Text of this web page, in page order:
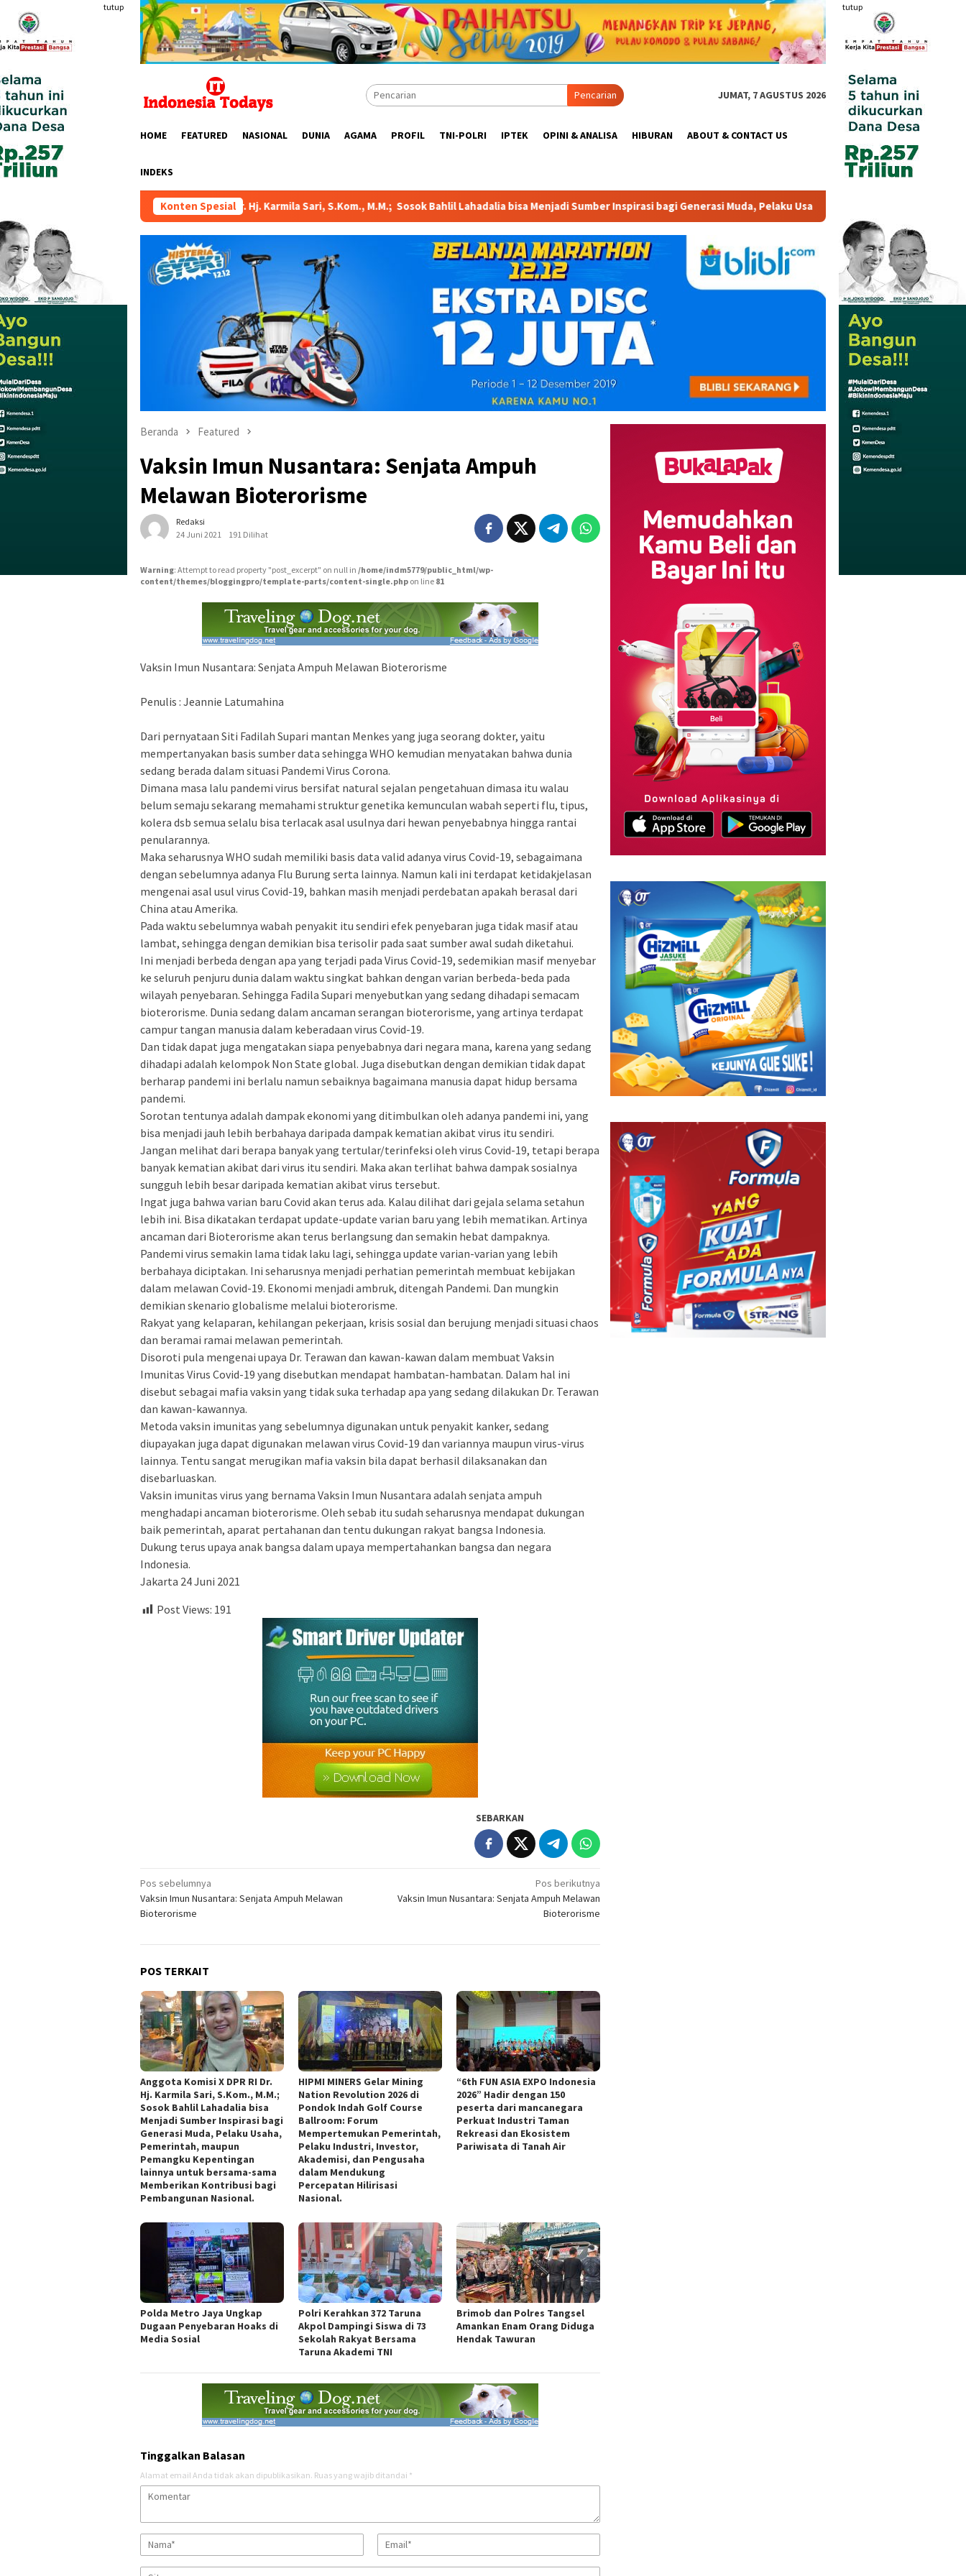
konten
tutup tutup
Pencarian JUMAT, 7 AGUSTUS 2026
HOME FEATURED NASIONAL DUNIA AGAMA PROFIL TNI-POLRI IPTEK OPINI & ANALISA HIBURAN ABOUT & CONTACT US
INDEKS
Konten Spesial
X DPR RI Dr. Hj. Karmila Sari, S.Kom., M.M.; Sosok Bahlil Lahadalia bisa Menjadi Sumber Inspirasi bagi Generasi Muda, Pelaku Usaha, Pemerintah, maupun Pemangku Kepentingan lainnya untuk
Beranda Featured
Vaksin Imun Nusantara: Senjata Ampuh
Melawan Bioterorisme
Redaksi
24 Juni 2021
191 Dilihat
Warning: Attempt to read property "post_excerpt" on null in /home/indm5779/public_html/wp-
content/themes/bloggingpro/template-parts/content-single.php on line 81
Vaksin Imun Nusantara: Senjata Ampuh Melawan Bioterorisme
Penulis : Jeannie Latumahina
Dari pernyataan Siti Fadilah Supari mantan Menkes yang juga seorang dokter, yaitu
mempertanyakan basis sumber data sehingga WHO kemudian menyatakan bahwa dunia
sedang berada dalam situasi Pandemi Virus Corona.
Dimana masa lalu pandemi virus bersifat natural sejalan pengetahuan dimasa itu walau
belum semaju sekarang memahami struktur genetika kemunculan wabah seperti flu, tipus,
kolera dsb semua selalu bisa terlacak asal usulnya dari hewan penyebabnya hingga rantai
penularannya.
Maka seharusnya WHO sudah memiliki basis data valid adanya virus Covid-19, sebagaimana
dengan sebelumnya adanya Flu Burung serta lainnya. Namun kali ini terdapat ketidakjelasan
mengenai asal usul virus Covid-19, bahkan masih menjadi perdebatan apakah berasal dari
China atau Amerika.
Pada waktu sebelumnya wabah penyakit itu sendiri efek penyebaran juga tidak masif atau
lambat, sehingga dengan demikian bisa terisolir pada saat sumber awal sudah diketahui.
Ini menjadi berbeda dengan apa yang terjadi pada Virus Covid-19, sedemikian masif menyebar
ke seluruh penjuru dunia dalam waktu singkat bahkan dengan varian berbeda-beda pada
wilayah penyebaran. Sehingga Fadila Supari menyebutkan yang sedang dihadapi semacam
bioterorisme. Dunia sedang dalam ancaman serangan bioterorisme, yang artinya terdapat
campur tangan manusia dalam keberadaan virus Covid-19.
Dan tidak dapat juga mengatakan siapa penyebabnya dari negara mana, karena yang sedang
dihadapi adalah kelompok Non State global. Juga disebutkan dengan demikian tidak dapat
berharap pandemi ini berlalu namun sebaiknya bagaimana manusia dapat hidup bersama
pandemi.
Sorotan tentunya adalah dampak ekonomi yang ditimbulkan oleh adanya pandemi ini, yang
bisa menjadi jauh lebih berbahaya daripada dampak kematian akibat virus itu sendiri.
Jangan melihat dari berapa banyak yang tertular/terinfeksi oleh virus Covid-19, tetapi berapa
banyak kematian akibat dari virus itu sendiri. Maka akan terlihat bahwa dampak sosialnya
sungguh lebih besar daripada kematian akibat virus tersebut.
Ingat juga bahwa varian baru Covid akan terus ada. Kalau dilihat dari gejala selama setahun
lebih ini. Bisa dikatakan terdapat update-update varian baru yang lebih mematikan. Artinya
ancaman dari Bioterorisme akan terus berlangsung dan semakin hebat dampaknya.
Pandemi virus semakin lama tidak laku lagi, sehingga update varian-varian yang lebih
berbahaya diciptakan. Ini seharusnya menjadi perhatian pemerintah membuat kebijakan
dalam melawan Covid-19. Ekonomi menjadi ambruk, ditengah Pandemi. Dan mungkin
demikian skenario globalisme melalui bioterorisme.
Rakyat yang kelaparan, kehilangan pekerjaan, krisis sosial dan berujung menjadi situasi chaos
dan beramai ramai melawan pemerintah.
Disoroti pula mengenai upaya Dr. Terawan dan kawan-kawan dalam membuat Vaksin
Imunitas Virus Covid-19 yang disebutkan mendapat hambatan-hambatan. Dalam hal ini
disebut sebagai mafia vaksin yang tidak suka terhadap apa yang sedang dilakukan Dr. Terawan
dan kawan-kawannya.
Metoda vaksin imunitas yang sebelumnya digunakan untuk penyakit kanker, sedang
diupayakan juga dapat digunakan melawan virus Covid-19 dan variannya maupun virus-virus
lainnya. Tentu sangat merugikan mafia vaksin bila dapat berhasil dilaksanakan dan
disebarluaskan.
Vaksin imunitas virus yang bernama Vaksin Imun Nusantara adalah senjata ampuh
menghadapi ancaman bioterorisme. Oleh sebab itu sudah seharusnya mendapat dukungan
baik pemerintah, aparat pertahanan dan tentu dukungan rakyat bangsa Indonesia.
Dukung terus upaya anak bangsa dalam upaya mempertahankan bangsa dan negara
Indonesia.
Jakarta 24 Juni 2021
Post Views: 191
SEBARKAN
Navigasi
pos
Pos sebelumnya
Vaksin Imun Nusantara: Senjata Ampuh Melawan
Bioterorisme
Pos berikutnya
Vaksin Imun Nusantara: Senjata Ampuh Melawan
Bioterorisme
POS TERKAIT
Anggota Komisi X DPR RI Dr.
Hj. Karmila Sari, S.Kom., M.M.;
Sosok Bahlil Lahadalia bisa
Menjadi Sumber Inspirasi bagi
Generasi Muda, Pelaku Usaha,
Pemerintah, maupun
Pemangku Kepentingan
lainnya untuk bersama-sama
Memberikan Kontribusi bagi
Pembangunan Nasional.
HIPMI MINERS Gelar Mining
Nation Revolution 2026 di
Pondok Indah Golf Course
Ballroom: Forum
Mempertemukan Pemerintah,
Pelaku Industri, Investor,
Akademisi, dan Pengusaha
dalam Mendukung
Percepatan Hilirisasi
Nasional.
“6th FUN ASIA EXPO Indonesia
2026” Hadir dengan 150
peserta dari mancanegara
Perkuat Industri Taman
Rekreasi dan Ekosistem
Pariwisata di Tanah Air
Polda Metro Jaya Ungkap
Dugaan Penyebaran Hoaks di
Media Sosial
Polri Kerahkan 372 Taruna
Akpol Dampingi Siswa di 73
Sekolah Rakyat Bersama
Taruna Akademi TNI
Brimob dan Polres Tangsel
Amankan Enam Orang Diduga
Hendak Tawuran
Tinggalkan Balasan
Alamat email Anda tidak akan dipublikasikan. Ruas yang wajib ditandai *